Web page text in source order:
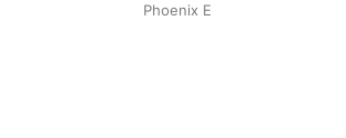
Phoenix E